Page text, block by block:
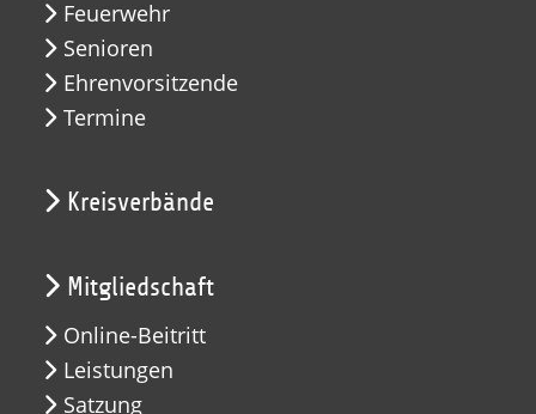
Feuerwehr
Senioren
Ehrenvorsitzende
Termine
Kreisverbände
Mitgliedschaft
Online-Beitritt
Leistungen
Satzung